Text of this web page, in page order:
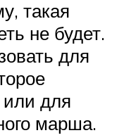
такая
не будет.
для
или для
марша.